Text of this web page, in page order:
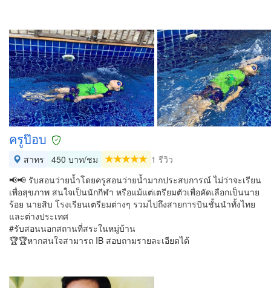
ครูป๊อบ
สาทร 450 บาท/ชม
1 รีวิว
📢📢 รับสอนว่ายน้ำโดยครูสอนว่ายน้ำมากประสบการณ์ ไม่ว่าจะเรียน
เพื่อสุขภาพ สนใจเป็นนักกีฬา หรือแม้แต่เตรียมตัวเพื่อคัดเลือกเป็นนาย
ร้อย นายสิบ โรงเรียนเตรียมต่างๆ รวมไปถึงสายการบินชั้นนำทั้งไทย
และต่างประเทศ
#รับสอนนอกสถานที่สระในหมู่บ้าน
🏆🏆หากสนใจสามารถ IB สอบถามรายละเอียดได้